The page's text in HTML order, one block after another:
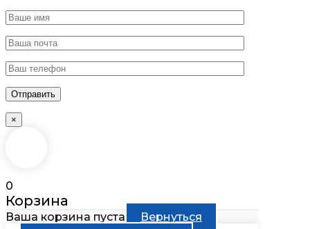
×
0
Корзина
Ваша корзина пуста Вернуться